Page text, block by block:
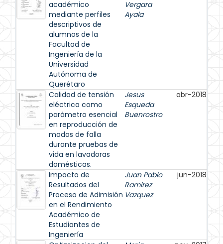
académico
mediante perfiles
descriptivos de
alumnos de la
Facultad de
Ingeniería de la
Universidad
Autónoma de
Querétaro
Vergara
Ayala
Calidad de tensión
eléctrica como
parámetro esencial
en reproducción de
modos de falla
durante pruebas de
vida en lavadoras
domésticas.
Jesus
Esqueda
Buenrostro
abr-2018
Impacto de
Resultados del
Proceso de Adimisión
en el Rendimiento
Académico de
Estudiantes de
Ingeniería
Juan Pablo
Ramirez
Vazquez
jun-2018